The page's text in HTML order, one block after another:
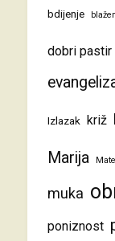
bdijenje
dobri pastir
Izlazak križ
Marija
muka
poniznost